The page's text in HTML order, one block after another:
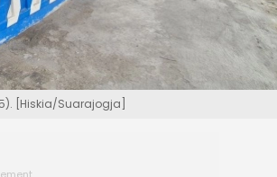
[Hiskia/Suarajogja]